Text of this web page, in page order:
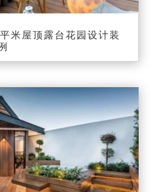
米屋顶露台花园设计装